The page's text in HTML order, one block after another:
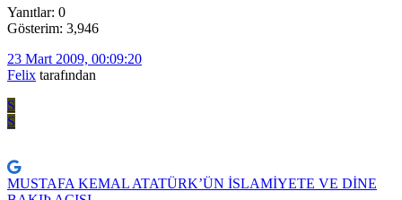
Yanıtlar: 0
Gösterim: 3,946
23 Mart 2009, 00:09:20
Felix tarafından
S
S
MUSTAFA KEMAL ATATÜRK’ÜN İSLAMİYETE VE DİNE